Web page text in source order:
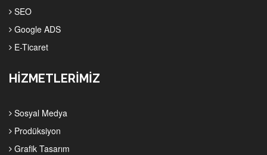
SEO
Google ADS
E-Ticaret
HİZMETLERİMİZ
Sosyal Medya
Prodüksiyon
Grafik Tasarım